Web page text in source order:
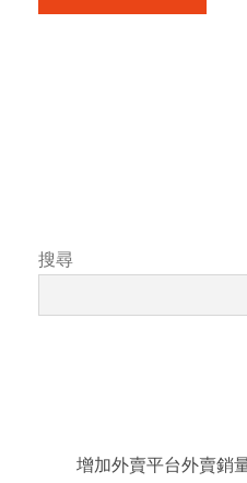
搜尋
增加外賣平台外賣銷